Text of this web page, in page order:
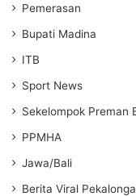
Pemerasan
Bupati Madina
ITB
Sport News
Sekelompok Preman
PPMHA
Jawa/Bali
Berita Viral